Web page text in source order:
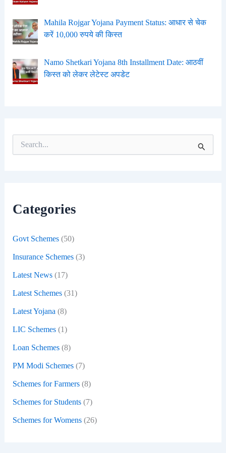
Mahila Rojgar Yojana Payment Status: आधार से चेक
करें 10,000 रुपये की किस्त
Namo Shetkari Yojana 8th Installment Date: आठवीं
किस्त को लेकर लेटेस्ट अपडेट
o
Categories
Govt Schemes(50)
Insurance Schemes(3)
Latest News(17)
Latest Schemes(31)
Latest Yojana (8)
LIC Schemes(1)
Loan Schemes(8)
PM Modi Schemes(7)
Schemes for Farmers(8)
Schemes for Students(7)
Schemes for Womens(26)